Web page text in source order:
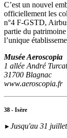
C’est un nouvel
officiellement les
n°4 F-GSTD,
partie du
l’unique
Musée Aeroscopia
1 allée André Turcat
31700 Blagnac
www.aeroscopia.fr
38 - Isère
► Jusqu'au 31